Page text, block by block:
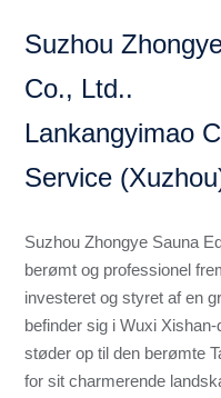
Suzhou
Co., Ltd..
Lankangyimao
Service
Suzhou Zhongye Sauna
berømt og professionel
investeret og styret af en
befinder sig i Wuxi
støder op til den berømte
for sit charmerende